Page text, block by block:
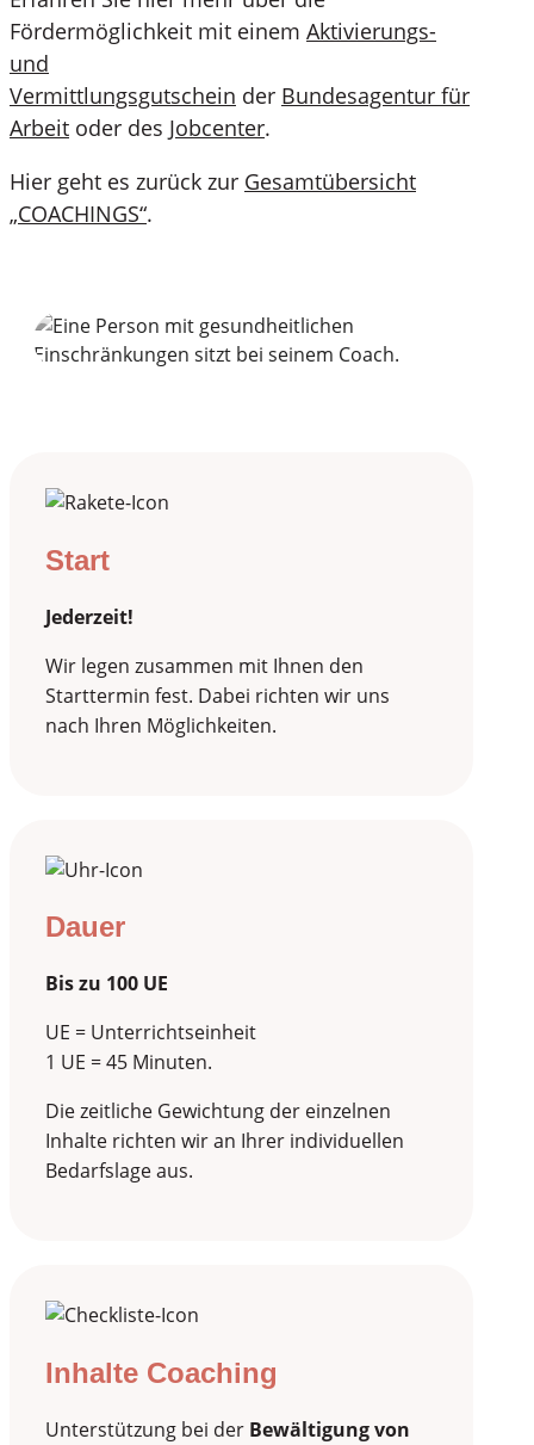
Fördermöglichkeit mit einem Aktivierungs-
und
Vermittlungsgutschein der Bundesagentur für
Arbeit oder des Jobcenter.
Hier geht es zurück zur Gesamtübersicht
„COACHINGS“.
Start
Jederzeit!
Wir legen zusammen mit Ihnen den
Starttermin fest. Dabei richten wir uns
nach Ihren Möglichkeiten.
Dauer
Bis zu 100 UE
UE = Unterrichtseinheit
1 UE = 45 Minuten.
Die zeitliche Gewichtung der einzelnen
Inhalte richten wir an Ihrer individuellen
Bedarfslage aus.
Inhalte Coaching
Unterstützung bei der Bewältigung von